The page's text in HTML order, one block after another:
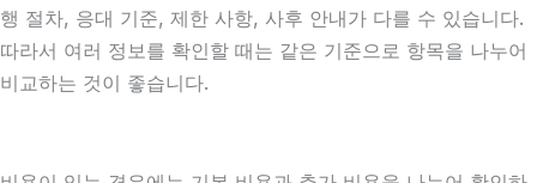
행 절차, 응대 기준, 제한 사항, 사후 안내가 다를 수 있습니다.
따라서 여러 정보를 확인할 때는 같은 기준으로 항목을 나누어
비교하는 것이 좋습니다.